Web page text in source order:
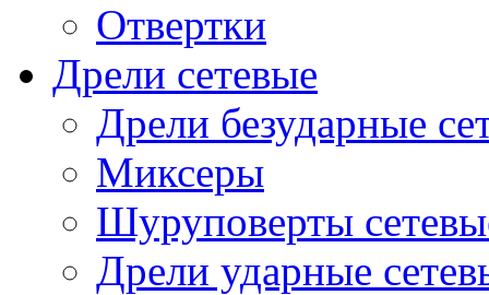
Отвертки
Дрели сетевые
Дрели безударные
Миксеры
Шуруповерты
Дрели ударные